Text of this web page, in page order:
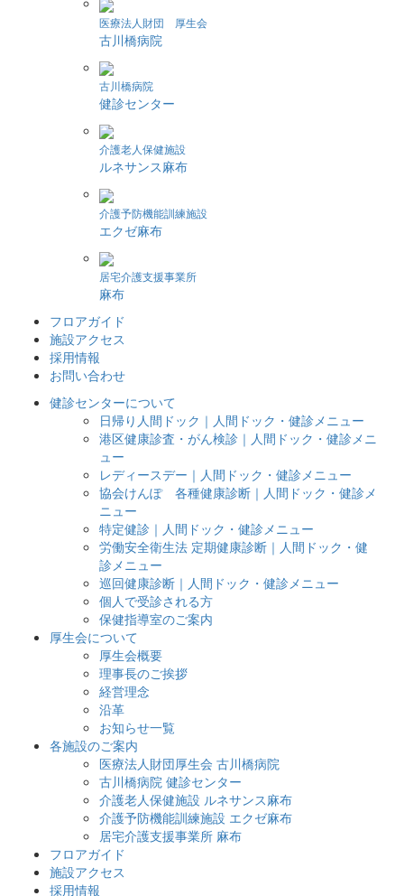
医療法人財団 厚生会
古川橋病院
古川橋病院
健診センター
介護老人保健施設
ルネサンス麻布
介護予防機能訓練施設
エクゼ麻布
居宅介護支援事業所
麻布
フロアガイド
施設アクセス
採用情報
お問い合わせ
健診センターについて
日帰り人間ドック｜人間ドック・健診メニュー
港区健康診査・がん検診｜人間ドック・健診メニ
ュー
レディースデー｜人間ドック・健診メニュー
協会けんぽ 各種健康診断｜人間ドック・健診メ
ニュー
特定健診｜人間ドック・健診メニュー
労働安全衛生法 定期健康診断｜人間ドック・健
診メニュー
巡回健康診断｜人間ドック・健診メニュー
個人で受診される方
保健指導室のご案内
厚生会について
厚生会概要
理事長のご挨拶
経営理念
沿革
お知らせ一覧
各施設のご案内
医療法人財団厚生会 古川橋病院
古川橋病院 健診センター
介護老人保健施設 ルネサンス麻布
介護予防機能訓練施設 エクゼ麻布
居宅介護支援事業所 麻布
フロアガイド
施設アクセス
採用情報